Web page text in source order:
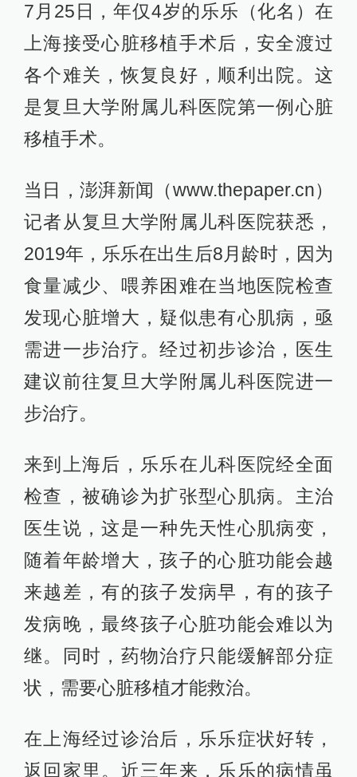
7月25日，年仅4岁的乐乐（化名）在
上海接受心脏移植手术后，安全渡过
各个难关，恢复良好，顺利出院。这
是复旦大学附属儿科医院第一例心脏
移植手术。
当日，澎湃新闻（www.thepaper.cn）
记者从复旦大学附属儿科医院获悉，
2019年，乐乐在出生后8月龄时，因为
食量减少、喂养困难在当地医院检查
发现心脏增大，疑似患有心肌病，亟
需进一步治疗。经过初步诊治，医生
建议前往复旦大学附属儿科医院进一
步治疗。
来到上海后，乐乐在儿科医院经全面
检查，被确诊为扩张型心肌病。主治
医生说，这是一种先天性心肌病变，
随着年龄增大，孩子的心脏功能会越
来越差，有的孩子发病早，有的孩子
发病晚，最终孩子心脏功能会难以为
继。同时，药物治疗只能缓解部分症
状，需要心脏移植才能救治。
在上海经过诊治后，乐乐症状好转，
返回家里。近三年来，乐乐的病情虽